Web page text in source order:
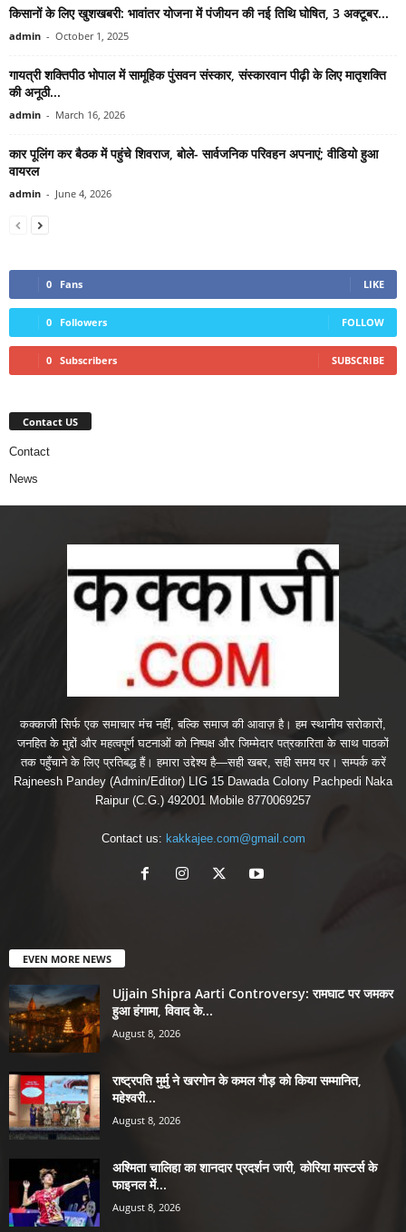
किसानों के लिए खुशखबरी: भावांतर योजना में पंजीयन की नई तिथि घोषित, 3 अक्टूबर...
admin - October 1, 2025
गायत्री शक्तिपीठ भोपाल में सामूहिक पुंसवन संस्कार, संस्कारवान पीढ़ी के लिए मातृशक्ति
की अनूठी...
admin - March 16, 2026
कार पूलिंग कर बैठक में पहुंचे शिवराज, बोले- सार्वजनिक परिवहन अपनाएं; वीडियो हुआ
वायरल
admin - June 4, 2026
0 Fans LIKE
0 Followers FOLLOW
0 Subscribers SUBSCRIBE
Contact US
Contact
News
कक्काजी सिर्फ एक समाचार मंच नहीं, बल्कि समाज की आवाज़ है। हम स्थानीय सरोकारों,
जनहित के मुद्दों और महत्वपूर्ण घटनाओं को निष्पक्ष और जिम्मेदार पत्रकारिता के साथ पाठकों
तक पहुँचाने के लिए प्रतिबद्ध हैं। हमारा उद्देश्य है—सही खबर, सही समय पर। सम्पर्क करें
Rajneesh Pandey (Admin/Editor) LIG 15 Dawada Colony Pachpedi Naka
Raipur (C.G.) 492001 Mobile 8770069257
Contact us: kakkajee.com@gmail.com
EVEN MORE NEWS
Ujjain Shipra Aarti Controversy: रामघाट पर जमकर
हुआ हंगामा, विवाद के...
August 8, 2026
राष्ट्रपति मुर्मु ने खरगोन के कमल गौड़ को किया सम्मानित,
महेश्वरी...
August 8, 2026
अश्मिता चालिहा का शानदार प्रदर्शन जारी, कोरिया मास्टर्स के
फाइनल में...
August 8, 2026